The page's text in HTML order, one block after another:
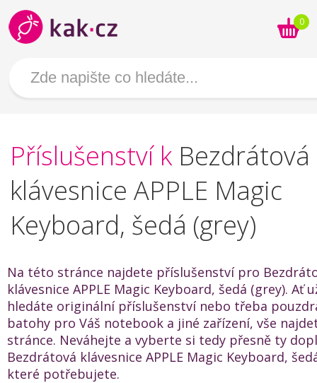
0
Příslušenství k Bezdrátová
klávesnice APPLE Magic
Keyboard, šedá (grey)
Na této stránce najdete příslušenství pro
klávesnice APPLE Magic Keyboard, šedá (grey). Ať
hledáte originální příslušenství nebo třeba
batohy pro Váš notebook a jiné zařízení, vše
stránce. Neváhejte a vyberte si tedy přesně ty
Bezdrátová klávesnice APPLE Magic Keyboard,
které potřebujete.